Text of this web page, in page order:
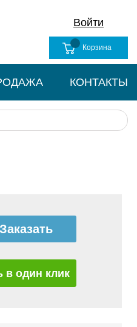
Войти
Корзина
КОНТАКТЫ
Заказать
в один клик